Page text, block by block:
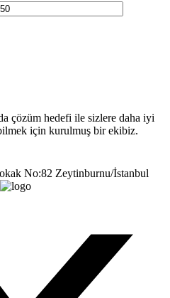
çözüm hedefi ile sizlere daha iyi
için kurulmuş bir ekibiz.
No:82 Zeytinburnu/İstanbul